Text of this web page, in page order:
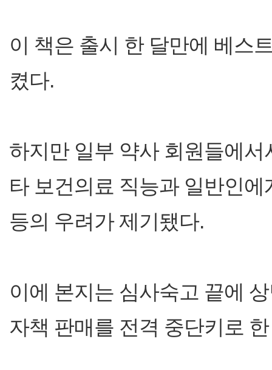
이 책은 출시 한 달만에 베스
켰다.
하지만 일부 약사 회원들에
타 보건의료 직능과 일반인
등의 우려가 제기됐다.
이에 본지는 심사숙고 끝에
자책 판매를 전격 중단키로